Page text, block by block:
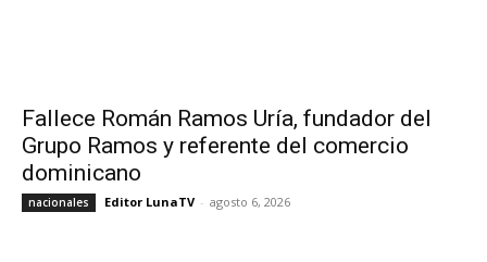
Fallece Román Ramos Uría, fundador del
Grupo Ramos y referente del comercio
dominicano
nacionales Editor LunaTV - agosto 6, 2026